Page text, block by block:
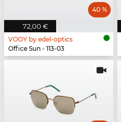
72,00 €
40 %
VOOY by edel-optics
Office Sun - 113-03